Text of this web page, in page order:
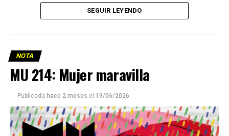
Este número 215 de MU ☝️viene con doble tapa, que
SEGUIR LEYENDO
NOTA
MU 214: Mujer maravilla
Publicada hace 2 meses el 19/06/2026